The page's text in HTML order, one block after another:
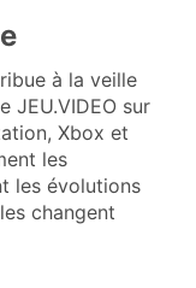
à la veille
JEU.VIDEO sur
Xbox et
les
les évolutions
changent